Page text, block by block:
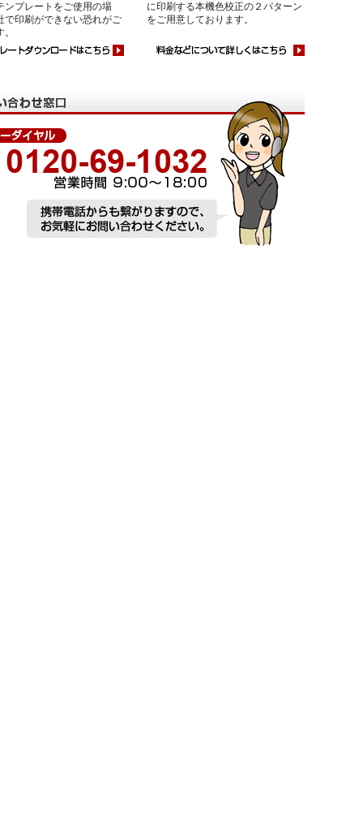
ンプレートをご使用の場
で印刷ができない恐れがご
に印刷する本機色校正の２パターン
をご用意しております。